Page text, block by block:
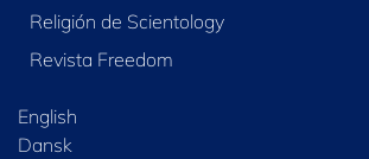
Religión de Scientology
Revista Freedom
English
Dansk